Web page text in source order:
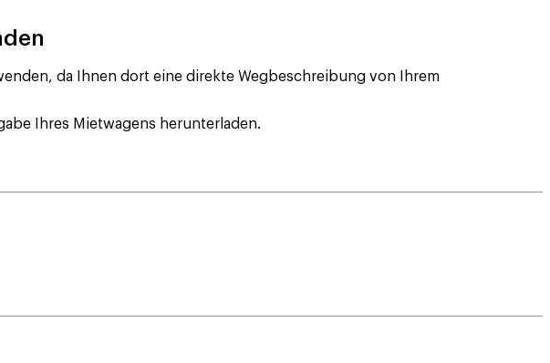
da Ihnen dort eine direkte Wegbeschreibung von Ihrem
Ihres Mietwagens herunterladen.